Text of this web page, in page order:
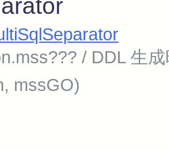
/ DDL 生
mssGO)